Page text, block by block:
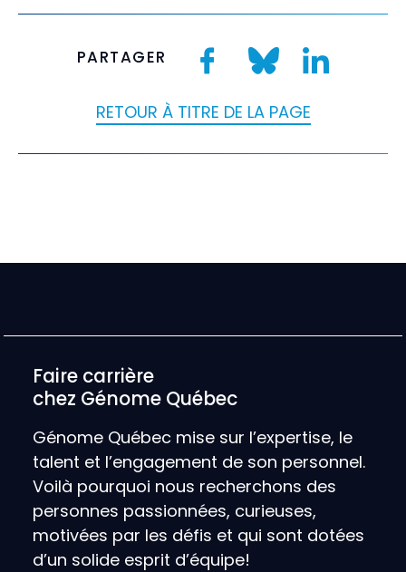
PARTAGER
RETOUR À TITRE DE LA PAGE
Faire carrière
chez Génome Québec
Génome Québec mise sur l’expertise, le
talent et l’engagement de son personnel.
Voilà pourquoi nous recherchons des
personnes passionnées, curieuses,
motivées par les défis et qui sont dotées
d’un solide esprit d’équipe!